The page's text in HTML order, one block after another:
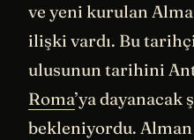
ve yeni kurulan
ilişki vardı. Bu
ulusunun tarihini
Roma’ya dayanacak
bekleniyordu.